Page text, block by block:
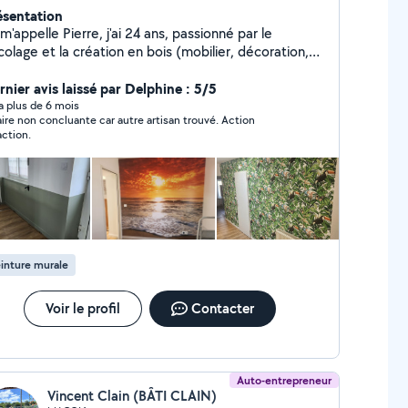
Pierre, j'ai 24 ans, passionné par le
et la création en bois (mobilier, décoration,
du quotidien. Je suis sérieux, efficace et je suis
véhiculé. N'hésitez pas à me contacter !
avis laissé par Delphine : 5/5
plus de 6 mois
non concluante car autre artisan trouvé. Action
murale
Voir le profil Contacter
Auto-entrepreneur
Vincent Clain (BÂTI CLAIN)